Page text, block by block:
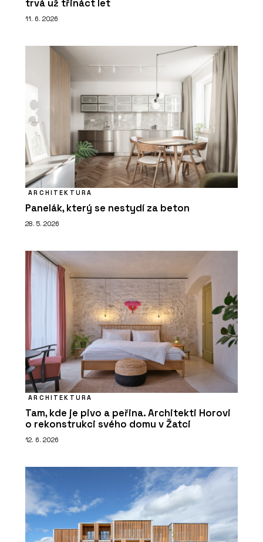
trvá už třináct let
11. 6. 2026
ARCHITEKTURA
Panelák, který se nestydí za beton
28. 5. 2026
ARCHITEKTURA
Tam, kde je pivo a peřina. Architekti Horovi
o rekonstrukci svého domu v Žatci
12. 6. 2026